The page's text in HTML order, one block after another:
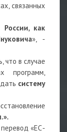
связанных
как
», -
что в случае
программ,
систему
«ЕС-